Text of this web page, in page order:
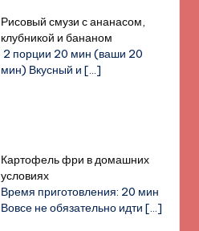
Рисовый смузи с ананасом,
клубникой и бананом
2 порции 20 мин (ваши 20
мин) Вкусный и[…]
Картофель фри в домашних
условиях
Время приготовления: 20 мин
Вовсе не обязательно идти[…]